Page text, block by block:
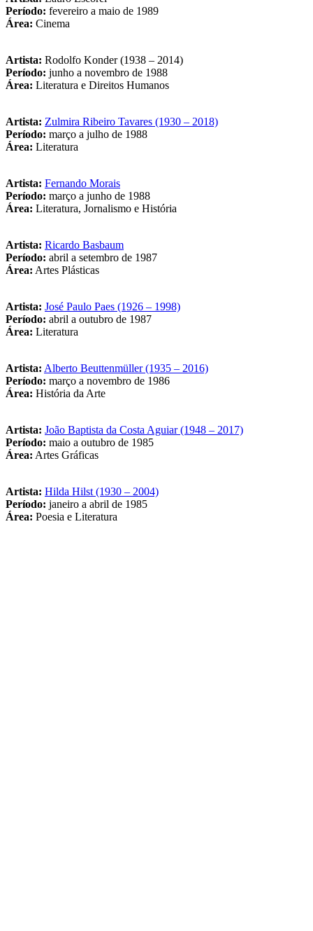
Período: fevereiro a maio de 1989
Área: Cinema
Artista: Rodolfo Konder (1938 – 2014)
Período: junho a novembro de 1988
Área: Literatura e Direitos Humanos
Artista: Zulmira Ribeiro Tavares (1930 – 2018)
Período: março a julho de 1988
Área: Literatura
Artista: Fernando Morais
Período: março a junho de 1988
Área: Literatura, Jornalismo e História
Artista: Ricardo Basbaum
Período: abril a setembro de 1987
Área: Artes Plásticas
Artista: José Paulo Paes (1926 – 1998)
Período: abril a outubro de 1987
Área: Literatura
Artista: Alberto Beuttenmüller (1935 – 2016)
Período: março a novembro de 1986
Área: História da Arte
Artista: João Baptista da Costa Aguiar (1948 – 2017)
Período: maio a outubro de 1985
Área: Artes Gráficas
Artista: Hilda Hilst (1930 – 2004)
Período: janeiro a abril de 1985
Área: Poesia e Literatura